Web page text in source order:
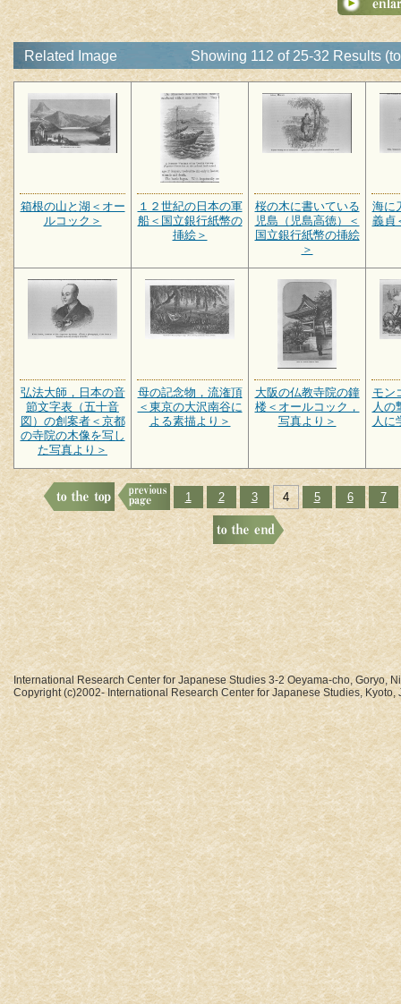
Related Image Showing 112 of 25-32 Results
箱根の山と湖＜オー
ルコック＞
１２世紀の日本の軍
船＜国立銀行紙幣の
挿絵＞
桜の木に書いている
児島（児島高徳）＜
国立銀行紙幣の挿絵
＞
海に
義貞
弘法大師，日本の音
節文字表（五十音
図）の創案者＜京都
の寺院の木像を写し
た写真より＞
母の記念物，流潅頂
＜東京の大沢南谷に
よる素描より＞
大阪の仏教寺院の鐘
楼＜オールコック，
写真より＞
モン
人の
人に
1 2 3 4 5 6 7
International Research Center for Japanese Studies 3-2 Oeyama-cho, Goryo,
Copyright (c)2002- International Research Center for Japanese Studies, Kyoto,